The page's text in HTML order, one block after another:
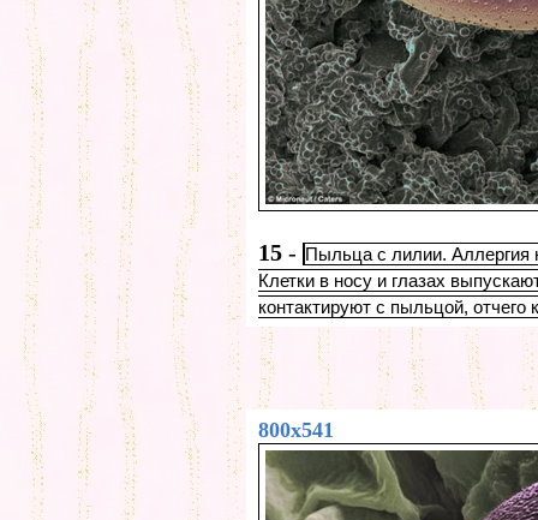
15 - Пыльца с лилии. Аллергия
Клетки в носу и глазах
контактируют с пыльцой, отчего
800x541